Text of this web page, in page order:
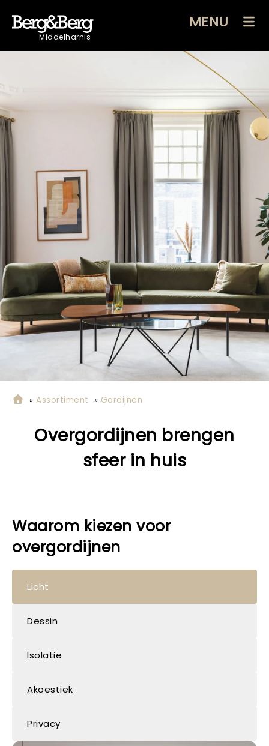
Middelharnis
MENU
»Assortiment » Gordijnen
Overgordijnen brengen
sfeer in huis
Waarom kiezen voor
overgordijnen
Licht
Dessin
Isolatie
Akoestiek
Privacy